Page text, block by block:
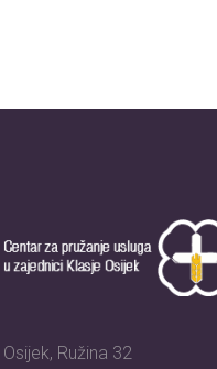
Osijek, Ružina 32